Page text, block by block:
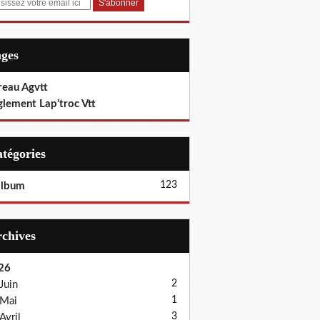
Agvtt
Lap'troc Vtt
123
Juin
2
Mai 1
Avril 3